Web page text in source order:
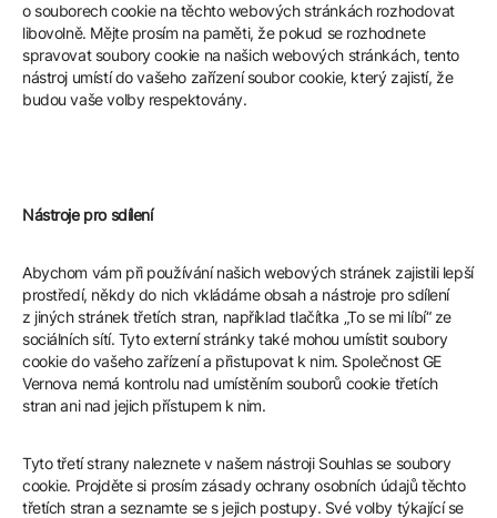
o souborech cookie na těchto webových stránkách rozhodovat
libovolně. Mějte prosím na paměti, že pokud se rozhodnete
spravovat soubory cookie na našich webových stránkách, tento
nástroj umístí do vašeho zařízení soubor cookie, který zajistí, že
budou vaše volby respektovány.
Nástroje pro sdílení
Abychom vám při používání našich webových stránek zajistili lepší
prostředí, někdy do nich vkládáme obsah a nástroje pro sdílení
z jiných stránek třetích stran, například tlačítka „To se mi líbí“ ze
sociálních sítí. Tyto externí stránky také mohou umístit soubory
cookie do vašeho zařízení a přistupovat k nim. Společnost GE
Vernova nemá kontrolu nad umístěním souborů cookie třetích
stran ani nad jejich přístupem k nim.
Tyto třetí strany naleznete v našem nástroji Souhlas se soubory
cookie. Projděte si prosím zásady ochrany osobních údajů těchto
třetích stran a seznamte se s jejich postupy. Své volby týkající se